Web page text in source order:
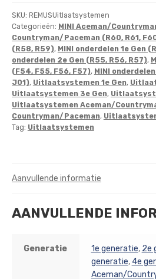
SKU: REMUSUitlaatsystemen
Categorieën: MINI Aceman/
Countryman/Paceman (R60, R61,
(R58, R59), MINI onderdelen 1e Gen
onderdelen 2e Gen (R55, R56, R57),
(F54, F55, F56, F57), MINI
J01), Uitlaatsystemen 1e Gen,
Uitlaatsystemen 3e Gen,
Uitlaatsystemen Aceman/
Countryman/Paceman,
Tag: Uitlaatsystemen
Aanvullende informatie
AANVULLENDE
Generatie 1e generatie, 2e
generatie, 4e
Aceman/